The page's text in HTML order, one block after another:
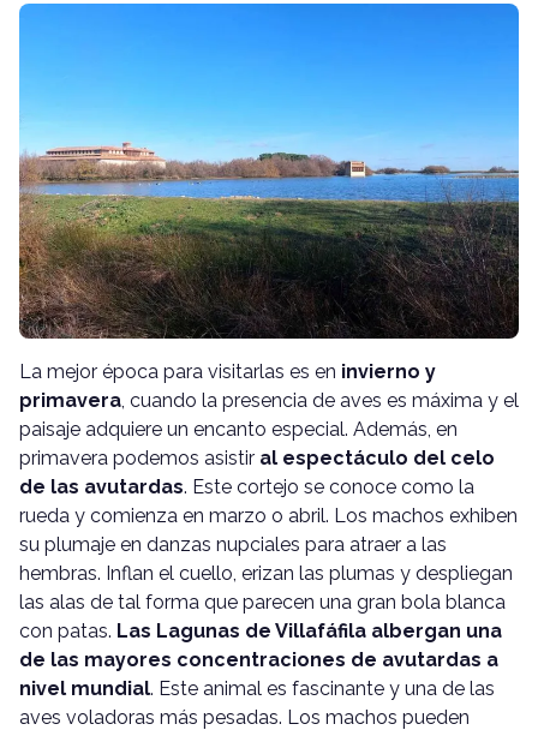
La mejor época para visitarlas es en invierno y
primavera , cuando la presencia de aves es máxima y el
paisaje adquiere un encanto especial. Además, en
primavera podemos asistir al espectáculo del celo
de las avutardas. Este cortejo se conoce como la
rueda y comienza en marzo o abril. Los machos exhiben
su plumaje en danzas nupciales para atraer a las
hembras. Inflan el cuello, erizan las plumas y despliegan
las alas de tal forma que parecen una gran bola blanca
con patas. Las Lagunas de Villafáfila albergan una
de las mayores concentraciones de avutardas a
nivel mundial. Este animal es fascinante y una de las
aves voladoras más pesadas. Los machos pueden